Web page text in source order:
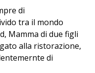
di
tra il mondo
Mamma di due figli
alla ristorazione,
di